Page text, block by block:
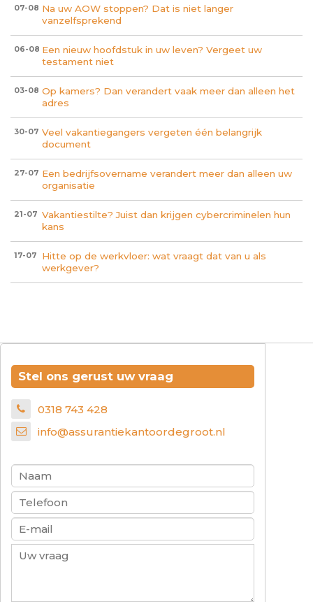
07-08 Na uw AOW stoppen? Dat is niet langer
vanzelfsprekend
06-08 Een nieuw hoofdstuk in uw leven? Vergeet uw
testament niet
03-08 Op kamers? Dan verandert vaak meer dan alleen het
adres
30-07 Veel vakantiegangers vergeten één belangrijk
document
27-07 Een bedrijfsovername verandert meer dan alleen uw
organisatie
21-07 Vakantiestilte? Juist dan krijgen cybercriminelen hun
kans
17-07
Hitte op de werkvloer: wat vraagt dat van u als
werkgever?
Stel ons gerust uw vraag
0318 743 428
info@assurantiekantoordegroot.nl